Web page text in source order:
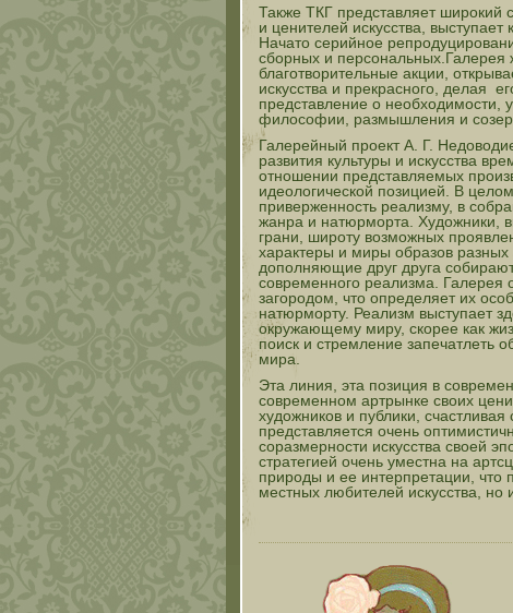
Также ТКГ представляет широкий
и ценителей искусства,
Начато серийное
сборных и персональных.Галерея
благотворительные акции,
искусства и прекрасного, делая
представление о необходимости,
философии, размышления и
Галерейный проект А. Г.
развития культуры и искусства
отношении представляемых
идеологической позицией. В
приверженность реализму, в
жанра и натюрморта. Художники,
грани, широту возможных
характеры и миры образов
дополняющие друг друга
современного реализма.
загородом, что определяет их
натюрморту. Реализм выступает
окружающему миру, скорее как
поиск и стремление запечатлеть
мира.
Эта линия, эта позиция в
современном артрынке своих
художников и публики,
представляется очень
соразмерности искусства своей
стратегией очень уместна на
природы и ее интерпретации, что
местных любителей искусства, но